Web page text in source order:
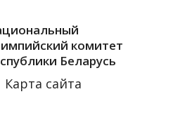
комитет
Беларусь
Карта сайта